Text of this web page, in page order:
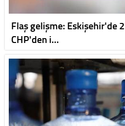
Flaş gelişme: Eskişehir'de
CHP'den i…